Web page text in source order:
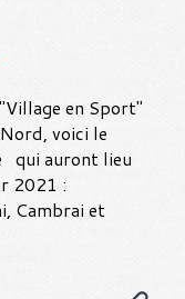
en Sport"
voici le
qui auront lieu
2021 :
Cambrai et